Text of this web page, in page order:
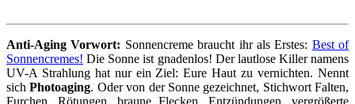
Anti-Aging Vorwort: Sonnencreme braucht ihr als Erstes: Best of
Sonnencremes! Die Sonne ist gnadenlos! Der lautlose Killer namens
UV-A Strahlung hat nur ein Ziel: Eure Haut zu vernichten. Nennt
sichPhotoaging. Oder von der Sonne gezeichnet, Stichwort Falten,